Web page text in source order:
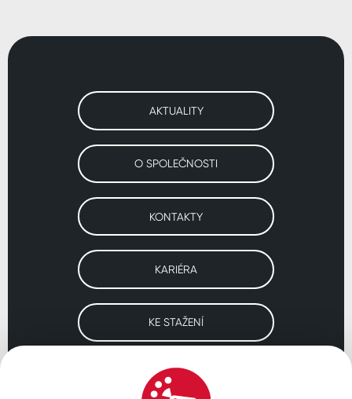
AKTUALITY
O SPOLEČNOSTI
KONTAKTY
KARIÉRA
KE STAŽENÍ
Navštivte naše pobočky